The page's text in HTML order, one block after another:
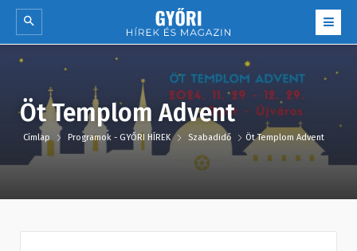
Öt Templom Advent
Címlap Programok - GYŐRI HÍREK Szabadidő Öt Templom Advent